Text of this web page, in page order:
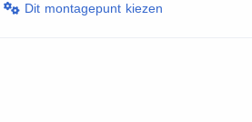
Dit montagepunt kiezen